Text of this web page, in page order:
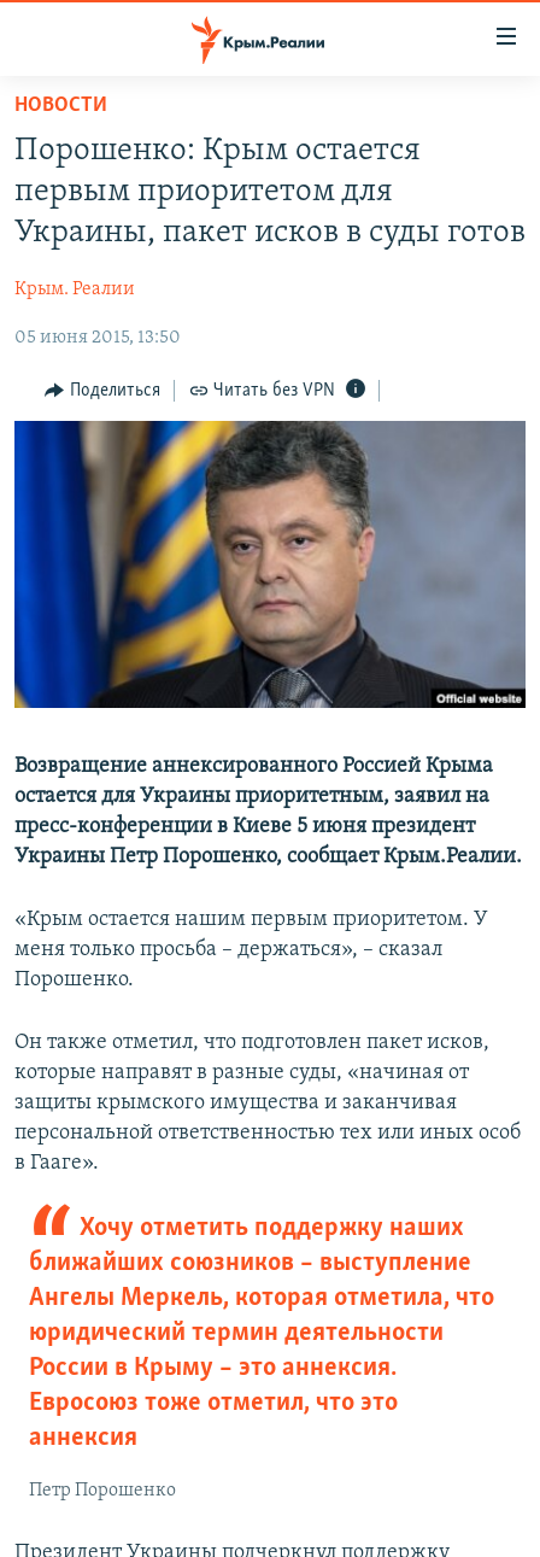
Вернуться
основному
содержанию
Вернутся
главной
навигации
Вернутся
поиску
СПЕЦПРОЕКТЫ
ВОДА
ЕЩЕ
ИНТЕРАКТИВ
ИНФОГРАФИКА
ТЕЛЕПРОЕКТ КРЫМ.РЕАЛИИ
СОВЕТЫ ПРАВОЗАЩИТНИКОВ
ПРОПАВШИЕ БЕЗ ВЕСТИ
ПОБЕДИТЕЛЕЙ НЕ СУДЯТ?
КРЫМ.НЕПОКОРЕННЫЙ
УКРАИНСКАЯ ПРОБЛЕМА КРЫМА
РАДІО СВОБОДА
КАК ОБОЙТИ БЛОКИРОВКУ
Українською
Qırımtatar
ПРИСОЕДИНЯЙТЕСЬ!
НОВОСТИ
Порошенко: Крым остается
первым приоритетом для
Украины, пакет исков в суды готов
Крым. Реалии
05 июня 2015, 13:50
Поделиться Читать без VPN
Возвращение аннексированного Россией Крыма
остается для Украины приоритетным, заявил на
пресс-конференции в Киеве 5 июня президент
Украины Петр Порошенко, сообщает Крым.Реалии.
«Крым остается нашим первым приоритетом. У
меня только просьба – держаться», – сказал
Порошенко.
Он также отметил, что подготовлен пакет исков,
которые направят в разные суды, «начиная от
защиты крымского имущества и заканчивая
персональной ответственностью тех или иных особ
в Гааге».
Хочу отметить поддержку наших
ближайших союзников – выступление
Ангелы Меркель, которая отметила, что
юридический термин деятельности
России в Крыму – это аннексия.
Евросоюз тоже отметил, что это
аннексия
Петр Порошенко